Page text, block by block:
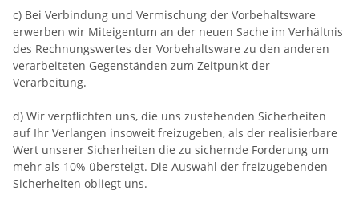
c) Bei Verbindung und Vermischung der Vorbehaltsware
erwerben wir Miteigentum an der neuen Sache im Verhältnis
des Rechnungswertes der Vorbehaltsware zu den anderen
verarbeiteten Gegenständen zum Zeitpunkt der
Verarbeitung.
d) Wir verpflichten uns, die uns zustehenden Sicherheiten
auf Ihr Verlangen insoweit freizugeben, als der realisierbare
Wert unserer Sicherheiten die zu sichernde Forderung um
mehr als 10% übersteigt. Die Auswahl der freizugebenden
Sicherheiten obliegt uns.